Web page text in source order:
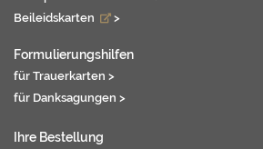
Beileidskarten
>
Formulierungshilfen
für Trauerkarten >
für Danksagungen >
Ihre Bestellung